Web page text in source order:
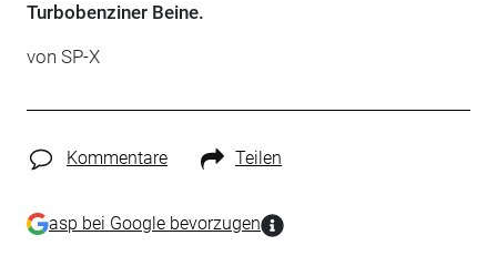
Turbobenziner Beine.
von SP-X
Kommentare Teilen
asp bei Google bevorzugen